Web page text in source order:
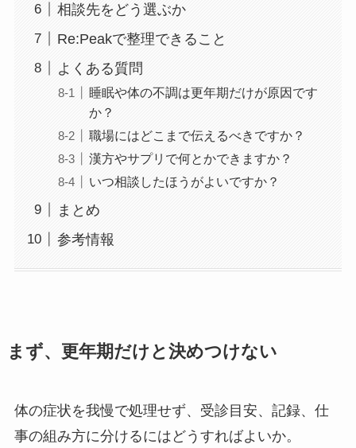
相談先をどう選ぶか
Re:Peakで整理できること
よくある質問
睡眠や体の不調は更年期だけが原因です
か？
職場にはどこまで伝えるべきですか？
漢方やサプリで何とかできますか？
いつ相談したほうがよいですか？
まとめ
参考情報
まず、更年期だけと決めつけない
体の症状を我慢で処理せず、受診目安、記録、仕
事の組み方に分けるにはどうすればよいか。